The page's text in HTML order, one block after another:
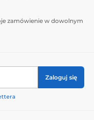
zamówienie w dowolnym
Zaloguj się